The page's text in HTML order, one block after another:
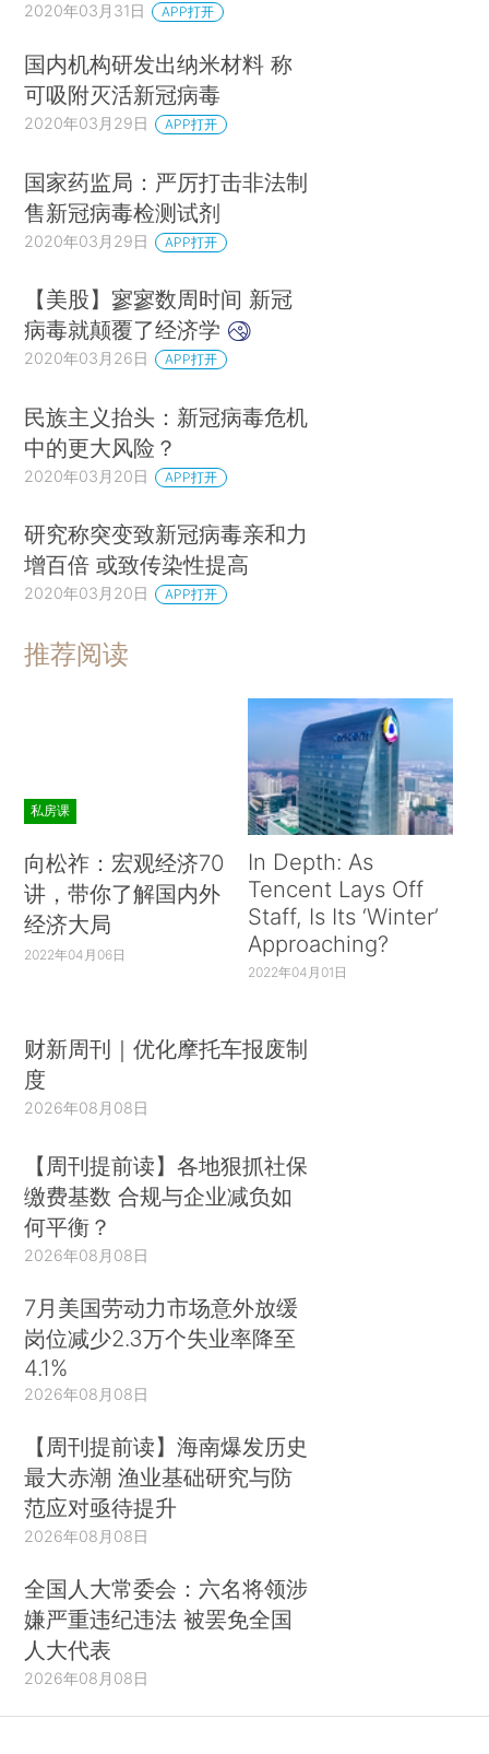
2020年03月31日 APP打开
国内机构研发出纳米材料 称
可吸附灭活新冠病毒
2020年03月29日 APP打开
国家药监局：严厉打击非法制
售新冠病毒检测试剂
2020年03月29日 APP打开
【美股】寥寥数周时间 新冠
病毒就颠覆了经济学
2020年03月26日 APP打开
民族主义抬头：新冠病毒危机
中的更大风险？
2020年03月20日 APP打开
研究称突变致新冠病毒亲和力
增百倍 或致传染性提高
2020年03月20日 APP打开
推荐阅读
私房课
向松祚：宏观经济70
讲，带你了解国内外
经济大局
2022年04月06日
In Depth: As
Tencent Lays Off
Staff, Is Its ‘Winter’
Approaching?
2022年04月01日
财新周刊｜优化摩托车报废制
度
2026年08月08日
【周刊提前读】各地狠抓社保
缴费基数 合规与企业减负如
何平衡？
2026年08月08日
7月美国劳动力市场意外放缓
岗位减少2.3万个失业率降至
4.1%
2026年08月08日
【周刊提前读】海南爆发历史
最大赤潮 渔业基础研究与防
范应对亟待提升
2026年08月08日
全国人大常委会：六名将领涉
嫌严重违纪违法 被罢免全国
人大代表
2026年08月08日